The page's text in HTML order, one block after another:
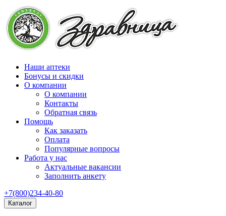
Наши аптеки
Бонусы и скидки
О компании
О компании
Контакты
Обратная связь
Помощь
Как заказать
Оплата
Популярные вопросы
Работа у нас
Актуальные вакансии
Заполнить анкету
+7(800)234-40-80
Каталог